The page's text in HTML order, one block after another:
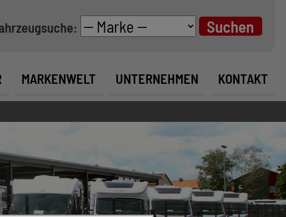
MARKENWELT UNTERNEHMEN KONTAKT